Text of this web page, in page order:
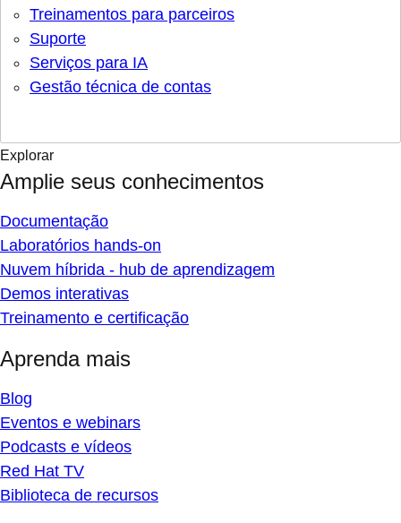
Treinamentos para parceiros
Suporte
Serviços para IA
Gestão técnica de contas
Explorar
Amplie seus conhecimentos
Documentação
Laboratórios hands-on
Nuvem híbrida - hub de aprendizagem
Demos interativas
Treinamento e certificação
Aprenda mais
Blog
Eventos e webinars
Podcasts e vídeos
Red Hat TV
Biblioteca de recursos